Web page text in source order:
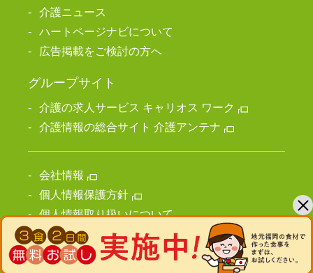
介護ニュース
ハートページナビについて
広告掲載をご検討の方へ
グループサイト
介護の求人サービス キャリオス ワーク
介護情報の総合サイト 介護アンテナ
会社情報
個人情報保護方針
個人情報取り扱いについて
サイト利用上の注意
ご利用規約